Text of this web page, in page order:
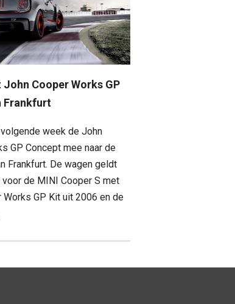
Cooper Works GP
Frankfurt
week de John
GP Concept mee naar de
Frankfurt. De wagen geldt
de MINI Cooper S met
Works GP Kit uit 2006 en de